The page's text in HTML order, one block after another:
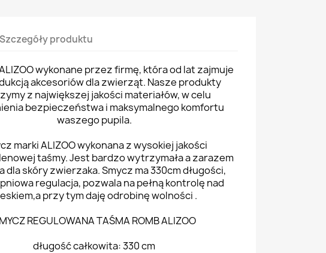
Szczegóły produktu
wykonane przez firmę, która od lat zajmuje
akcesoriów dla zwierząt. Nasze produkty
z największej jakości materiałów, w celu
bezpieczeństwa i maksymalnego komfortu
waszego pupila.
marki ALIZOO wykonana z wysokiej jakości
taśmy. Jest bardzo wytrzymała a zarazem
dla skóry zwierzaka. Smycz ma 330cm długości,
regulacja, pozwala na pełną kontrolę nad
przy tym daję odrobinę wolności .
REGULOWANA TAŚMA ROMB ALIZOO
długość całkowita: 330 cm